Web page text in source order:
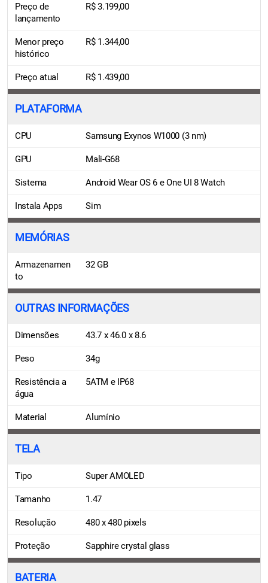
Preço de
lançamento
R$ 3.199,00
Menor preço
histórico
R$ 1.344,00
Preço atual R$ 1.439,00
PLATAFORMA
CPU Samsung Exynos W1000 (3 nm)
GPU Mali-G68
Sistema Android Wear OS 6 e One UI 8 Watch
Instala Apps Sim
MEMÓRIAS
Armazenamen
to
32 GB
OUTRAS INFORMAÇÕES
Dimensões 43.7 x 46.0 x 8.6
Peso 34g
Resistência a
água
5ATM e IP68
Material Alumínio
TELA
Tipo Super AMOLED
Tamanho 1.47
Resolução 480 x 480 pixels
Proteção Sapphire crystal glass
BATERIA